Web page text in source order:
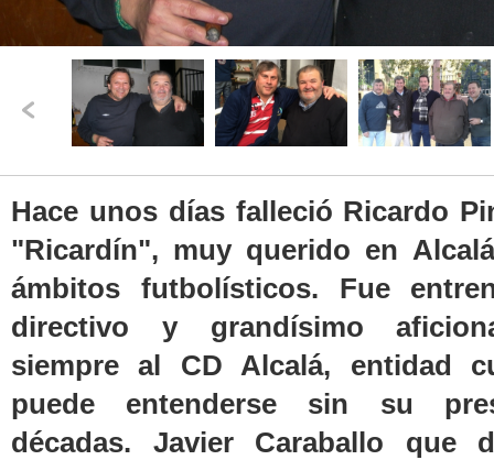
Hace unos días falleció Ricardo
"Ricardín", muy querido en
ámbitos futbolísticos. Fue
directivo y grandísimo
siempre al CD Alcalá, entidad
puede entenderse sin su
décadas. Javier Caraballo que